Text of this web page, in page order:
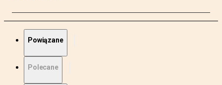
Powiązane
Polecane